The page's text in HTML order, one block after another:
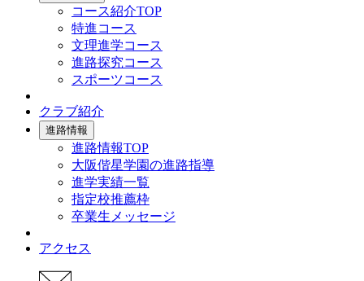
コース紹介TOP
特進コース
文理進学コース
進路探究コース
スポーツコース
クラブ紹介
進路情報
進路情報TOP
大阪偕星学園の進路指導
進学実績一覧
指定校推薦枠
卒業生メッセージ
アクセス